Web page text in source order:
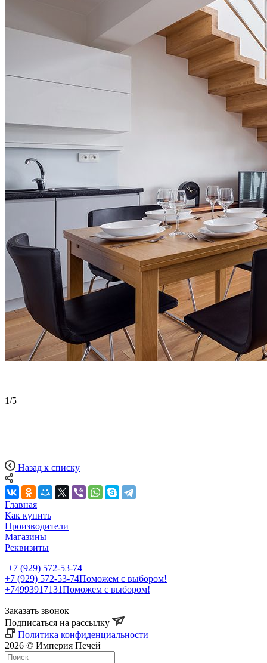
1/5
Назад к списку
Главная
Как купить
Производители
Магазины
Реквизиты
+7 (929) 572-53-74
+7 (929) 572-53-74Поможем с выбором!
+74993917131Поможем с выбором!
Заказать звонок
Подписаться на рассылку
Политика конфиденциальности
2026 © Империя Печей